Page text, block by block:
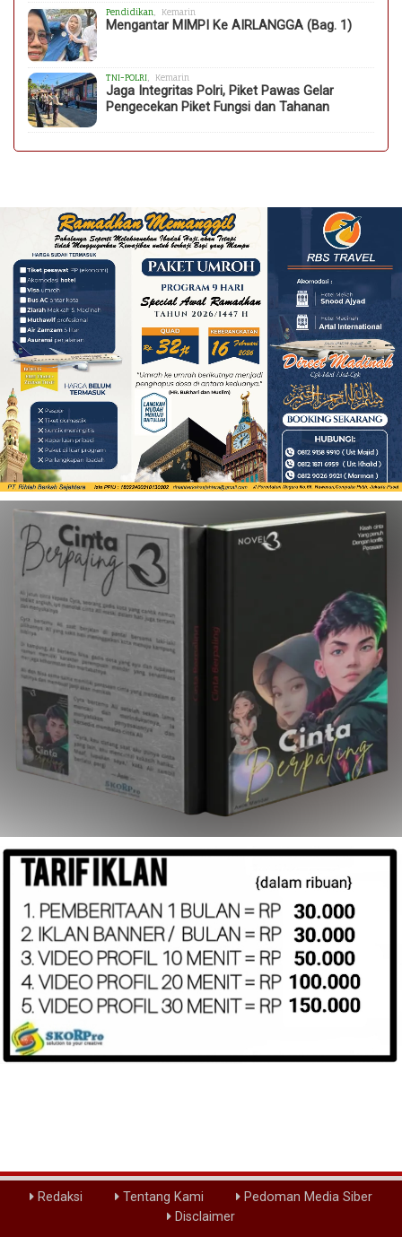
Pendidikan , Kemarin
Mengantar MIMPI Ke AIRLANGGA (Bag. 1)
TNI-POLRI , Kemarin
Jaga Integritas Polri, Piket Pawas Gelar
Pengecekan Piket Fungsi dan Tahanan
Redaksi Tentang Kami
Pedoman Media Siber
Disclaimer